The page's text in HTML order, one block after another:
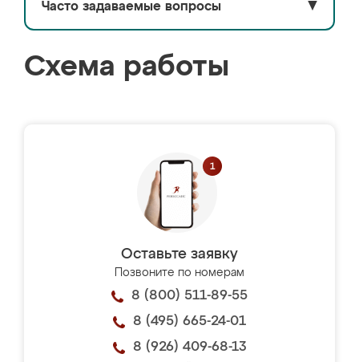
Часто задаваемые вопросы ▼
Схема работы
Оставьте заявку
Позвоните по номерам
8 (800) 511-89-55
8 (495) 665-24-01
8 (926) 409-68-13